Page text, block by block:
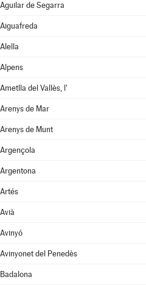
Aguilar de Segarra
Aiguafreda
Alella
Alpens
Ametlla del Vallès, l'
Arenys de Mar
Arenys de Munt
Argençola
Argentona
Artés
Avià
Avinyó
Avinyonet del Penedès
Badalona